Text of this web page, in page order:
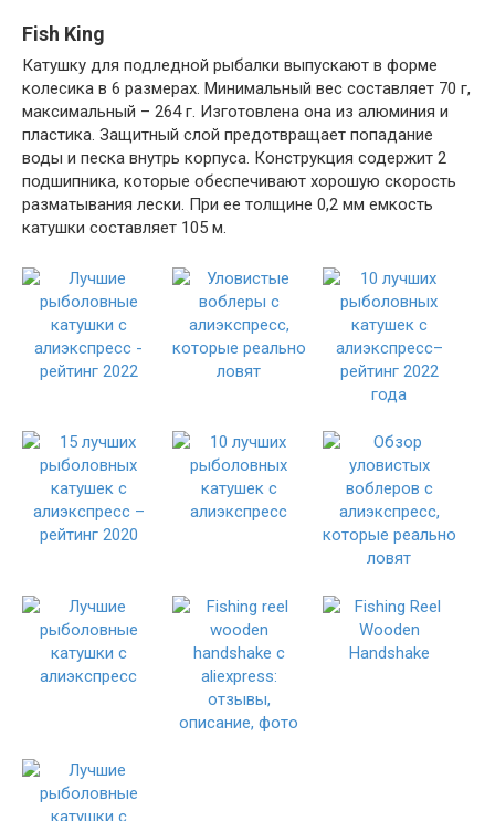
Fish King
Катушку для подледной рыбалки выпускают в форме
колесика в 6 размерах. Минимальный вес составляет 70 г,
максимальный – 264 г. Изготовлена она из алюминия и
пластика. Защитный слой предотвращает попадание
воды и песка внутрь корпуса. Конструкция содержит 2
подшипника, которые обеспечивают хорошую скорость
разматывания лески. При ее толщине 0,2 мм емкость
катушки составляет 105 м.